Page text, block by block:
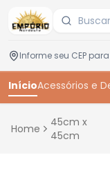
InícioAcessórios e
Home
45cm x
45cm